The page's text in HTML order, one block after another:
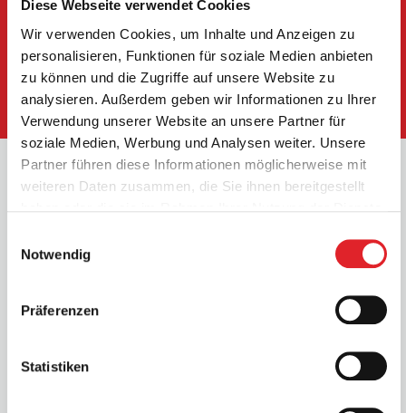
Diese Webseite verwendet Cookies
Wir verwenden Cookies, um Inhalte und Anzeigen zu
personalisieren, Funktionen für soziale Medien anbieten
zu können und die Zugriffe auf unsere Website zu
analysieren. Außerdem geben wir Informationen zu Ihrer
Verwendung unserer Website an unsere Partner für
soziale Medien, Werbung und Analysen weiter. Unsere
Partner führen diese Informationen möglicherweise mit
weiteren Daten zusammen, die Sie ihnen bereitgestellt
Notwendig
Präferenzen
Statistiken
Leistungsbereich Elektrotechnik:
Unsere Leistungen
Sie haben weitere Fragen zu uns oder wir haben